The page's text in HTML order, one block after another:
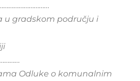
u gradskom području i
Odluke o komunalnim